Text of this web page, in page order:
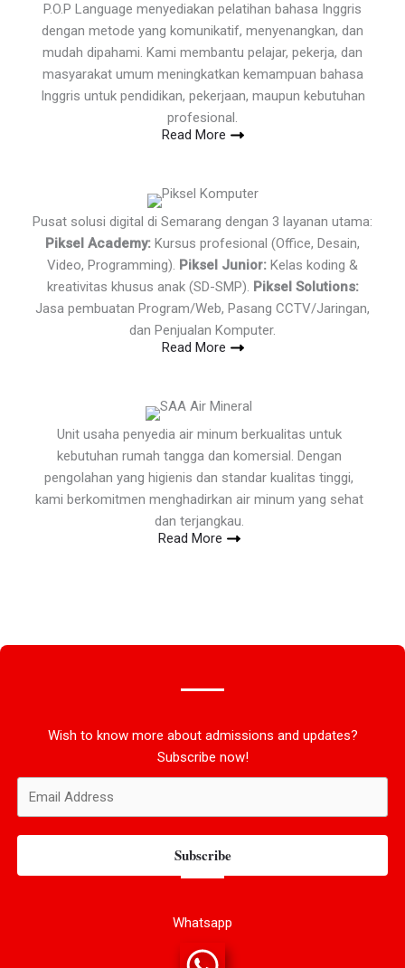
P.O.P Language menyediakan pelatihan bahasa Inggris
dengan metode yang komunikatif, menyenangkan, dan
mudah dipahami. Kami membantu pelajar, pekerja, dan
masyarakat umum meningkatkan kemampuan bahasa
Inggris untuk pendidikan, pekerjaan, maupun kebutuhan
profesional.
Read More
Pusat solusi digital di Semarang dengan 3 layanan utama:
Piksel Academy: Kursus profesional (Office, Desain,
Video, Programming). Piksel Junior: Kelas koding &
kreativitas khusus anak (SD-SMP). Piksel Solutions:
Jasa pembuatan Program/Web, Pasang CCTV/Jaringan,
dan Penjualan Komputer.
Read More
Unit usaha penyedia air minum berkualitas untuk
kebutuhan rumah tangga dan komersial. Dengan
pengolahan yang higienis dan standar kualitas tinggi,
kami berkomitmen menghadirkan air minum yang sehat
dan terjangkau.
Read More
Wish to know more about admissions and updates?
Subscribe now!
Subscribe
Whatsapp